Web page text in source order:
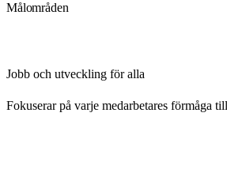
Målområden
Jobb och utveckling för alla
Fokuserar på varje medarbetares förmåga